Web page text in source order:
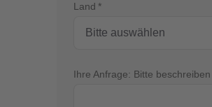
Land
Ihre Anfrage: Bitte